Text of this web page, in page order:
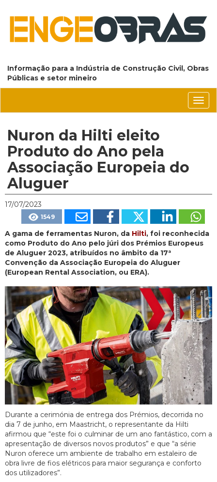
Informação para a Indústria de Construção Civil, Obras
Públicas e setor mineiro
Nuron da Hilti eleito
Produto do Ano pela
Associação Europeia do
Aluguer
17/07/2023
1549
A gama de ferramentas Nuron, da Hilti, foi reconhecida
como Produto do Ano pelo júri dos Prémios Europeus
de Aluguer 2023, atribuídos no âmbito da 17ª
Convenção da Associação Europeia do Aluguer
(European Rental Association, ou ERA).
Durante a cerimónia de entrega dos Prémios, decorrida no
dia 7 de junho, em Maastricht, o representante da Hilti
afirmou que “este foi o culminar de um ano fantástico, com a
apresentação de diversos novos produtos” e que “a série
Nuron oferece um ambiente de trabalho em estaleiro de
obra livre de fios elétricos para maior segurança e conforto
dos utilizadores”.